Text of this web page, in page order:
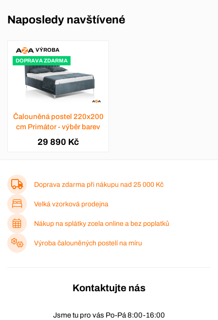
Naposledy navštívené
VÝROBA
DOPRAVA ZDARMA
Čalouněná postel 220x200
cm Primátor - výběr barev
29 890 Kč
Doprava zdarma při nákupu nad 25 000 Kč
Velká vzorková prodejna
Nákup na splátky zcela online a bez poplatků
Výroba čalouněných postelí na míru
Kontaktujte nás
Jsme tu pro vás Po-Pá 8:00-16:00